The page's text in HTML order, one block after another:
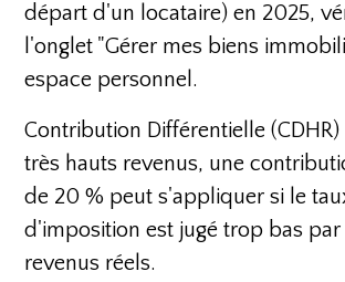
départ d'un locataire) en 2025,
l'onglet "Gérer mes biens
espace personnel.
Contribution Différentielle (CDHR)
très hauts revenus, une
de 20 % peut s'appliquer si le
d'imposition est jugé trop bas
revenus réels.